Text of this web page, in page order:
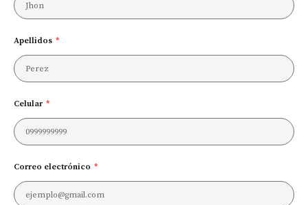
Apellidos
Celular
Correo electrónico